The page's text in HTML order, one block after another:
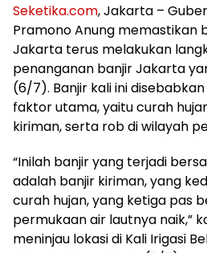
Seketika.com, Jakarta –
Pramono Anung memastikan
Jakarta terus melakukan
penanganan banjir Jakarta
(6/7). Banjir kali ini
faktor utama, yaitu curah
kiriman, serta rob di wilayah
“Inilah banjir yang terjadi
adalah banjir kiriman, yang
curah hujan, yang ketiga pas
permukaan air lautnya naik,”
meninjau lokasi di Kali Irigasi